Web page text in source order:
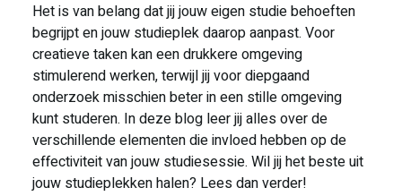
Het is van belang dat jij jouw eigen studie behoeften
begrijpt en jouw studieplek daarop aanpast. Voor
creatieve taken kan een drukkere omgeving
stimulerend werken, terwijl jij voor diepgaand
onderzoek misschien beter in een stille omgeving
kunt studeren. In deze blog leer jij alles over de
verschillende elementen die invloed hebben op de
effectiviteit van jouw studiesessie. Wil jij het beste uit
jouw studieplekken halen? Lees dan verder!